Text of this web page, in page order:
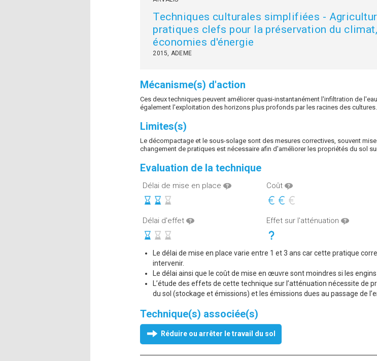
Techniques culturales simplifiées -
pratiques clefs pour la préservation du
économies d'énergie
2015, ADEME
Mécanisme(s) d'action
Ces deux techniques peuvent améliorer quasi-instantanément l'infiltration de
également l'exploitation des horizons plus profonds par les racines des cultures.
Limites(s)
Le décompactage et le sous-solage sont des mesures correctives, souvent
changement de pratiques est nécessaire afin d'améliorer les propriétés du sol
Evaluation de la technique
Délai de mise en place Coût
Délai d'effet Effet sur l'atténuation
Le délai de mise en place varie entre 1 et 3 ans car cette pratique
intervenir.
Le délai ainsi que le coût de mise en œuvre sont moindres si les
L’étude des effets de cette technique sur l’atténuation nécessite de
du sol (stockage et émissions) et les émissions dues au passage de
Technique(s) associée(s)
Réduire ou arrêter le travail du sol